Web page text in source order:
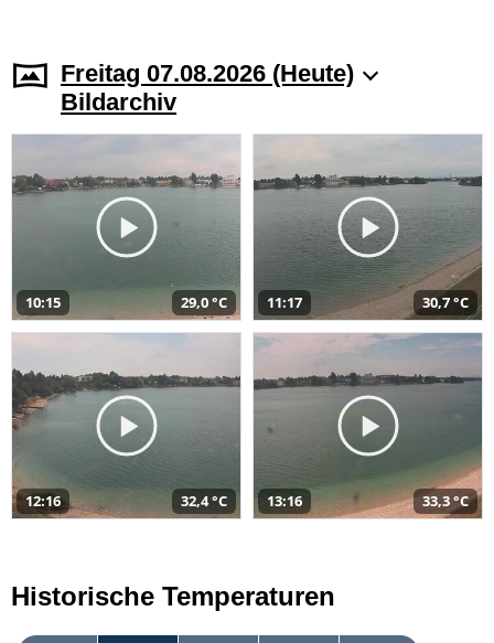
Freitag 07.08.2026 (Heute)
Bildarchiv
10:15 29,0 °C 11:17 30,7 °C
12:16 32,4 °C 13:16 33,3 °C
Historische Temperaturen